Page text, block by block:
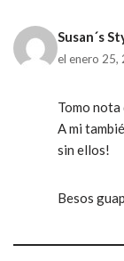
Susan´s
el enero 25,
Tomo nota
A mi
sin ellos!
Besos